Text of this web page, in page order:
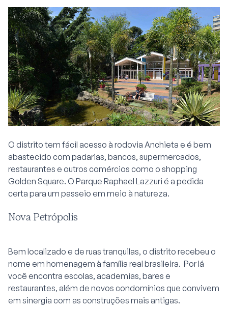
O distrito tem fácil acesso à rodovia Anchieta e é bem
abastecido com padarias, bancos, supermercados,
restaurantes e outros comércios como o shopping
Golden Square. O Parque Raphael Lazzuri é a pedida
certa para um passeio em meio à natureza.
Nova Petrópolis
Bem localizado e de ruas tranquilas, o distrito recebeu o
nome em homenagem à família real brasileira. Por lá
você encontra escolas, academias, bares e
restaurantes, além de novos condomínios que convivem
em sinergia com as construções mais antigas.